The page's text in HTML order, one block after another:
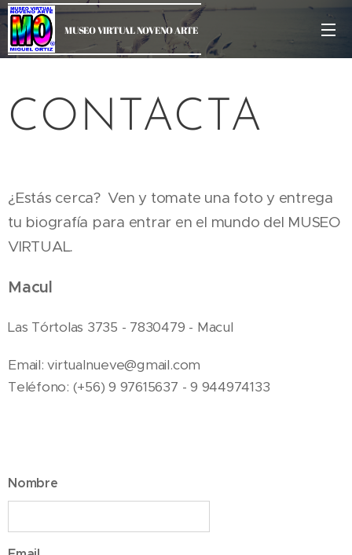
MUSEO VIRTUAL NOVENO ARTE
CONTACTA
¿Estás cerca? Ven y tomate una foto y entrega
tu biografía para entrar en el mundo del MUSEO
VIRTUAL.
Macul
Las Tórtolas 3735 - 7830479 - Macul
Email: virtualnueve@gmail.com
Teléfono: (+56) 9 97615637 - 9 944974133
Nombre